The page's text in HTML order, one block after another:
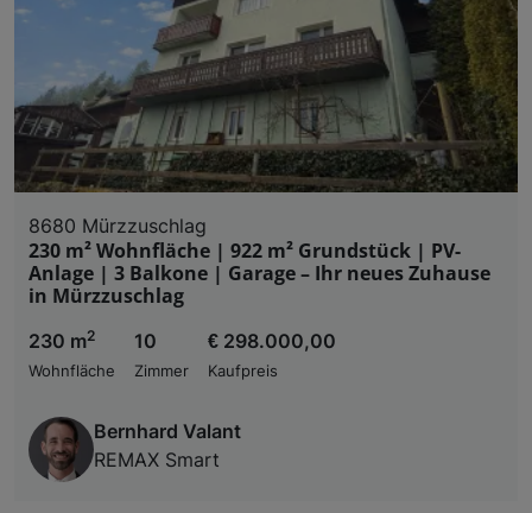
8680 Mürzzuschlag
230 m² Wohnfläche | 922 m² Grundstück | PV-
Anlage | 3 Balkone | Garage – Ihr neues Zuhause
in Mürzzuschlag
230 m2
Wohnfläche
10
Zimmer
€ 298.000,00
Kaufpreis
Bernhard Valant
REMAX Smart